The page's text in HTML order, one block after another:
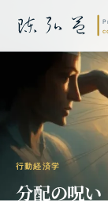
行動経済学
分配の呪い